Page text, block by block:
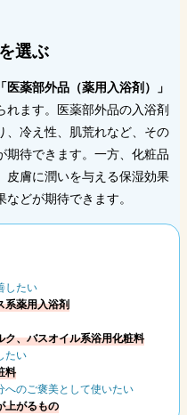
選ぶ
「医薬部外品（薬用入浴剤）」
れます。医薬部外品の入浴剤
、冷え性、肌荒れなど、その
待できます。一方、化粧品
皮膚に潤いを与える保湿効果
どが期待できます。
したい
系薬用入浴剤
、バスオイル系浴用化粧料
たい
料
へのご褒美として使いたい
上がるもの